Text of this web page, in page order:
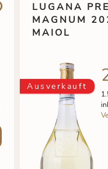
LUGANA
MAGNUM
MAIOL
Ausverkauft